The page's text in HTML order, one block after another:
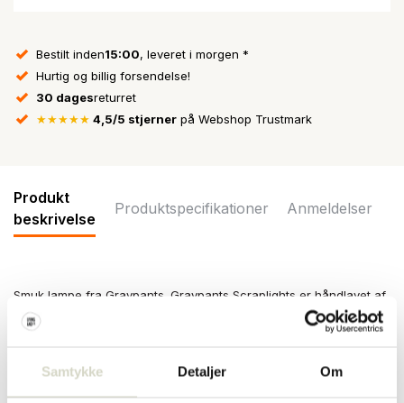
Samtykke Detaljer Om
Bestilt inden15:00, leveret i morgen *
Hurtig og billig forsendelse!
30 dagesreturret
★★★★★ 4,5/5 stjerner på Webshop Trustmark
Produkt
beskrivelse
Produktspecifikationer Anmeldelser
Smuk lampe fra Graypants. Graypants Scraplights er håndlavet af
pap. Fås i forskellige designs, størrelser og farver. Graypants
Sun32 hængelampen har mål på Ø82x75cm.
Materiale: pap
Farve Hvid